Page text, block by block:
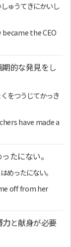
ゅうてきにかいし
the CEO
的な発見をし
をつうじてかっき
have made a
たにない。
めったにない。
off from her
力と献身が必要